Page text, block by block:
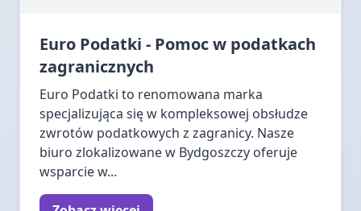
Euro Podatki - Pomoc w podatkach
zagranicznych
Euro Podatki to renomowana marka
specjalizująca się w kompleksowej obsłudze
zwrotów podatkowych z zagranicy. Nasze
biuro zlokalizowane w Bydgoszczy oferuje
wsparcie w...